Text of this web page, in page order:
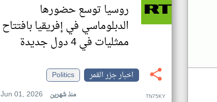
روسيا توسع حضورها
الدبلوماسي في إفريقيا بافتتاح
ممثليات في 4 دول جديدة
اخبار جزر القمر
Politics
Jun 01, 2026
منذ شهرين TN75KY